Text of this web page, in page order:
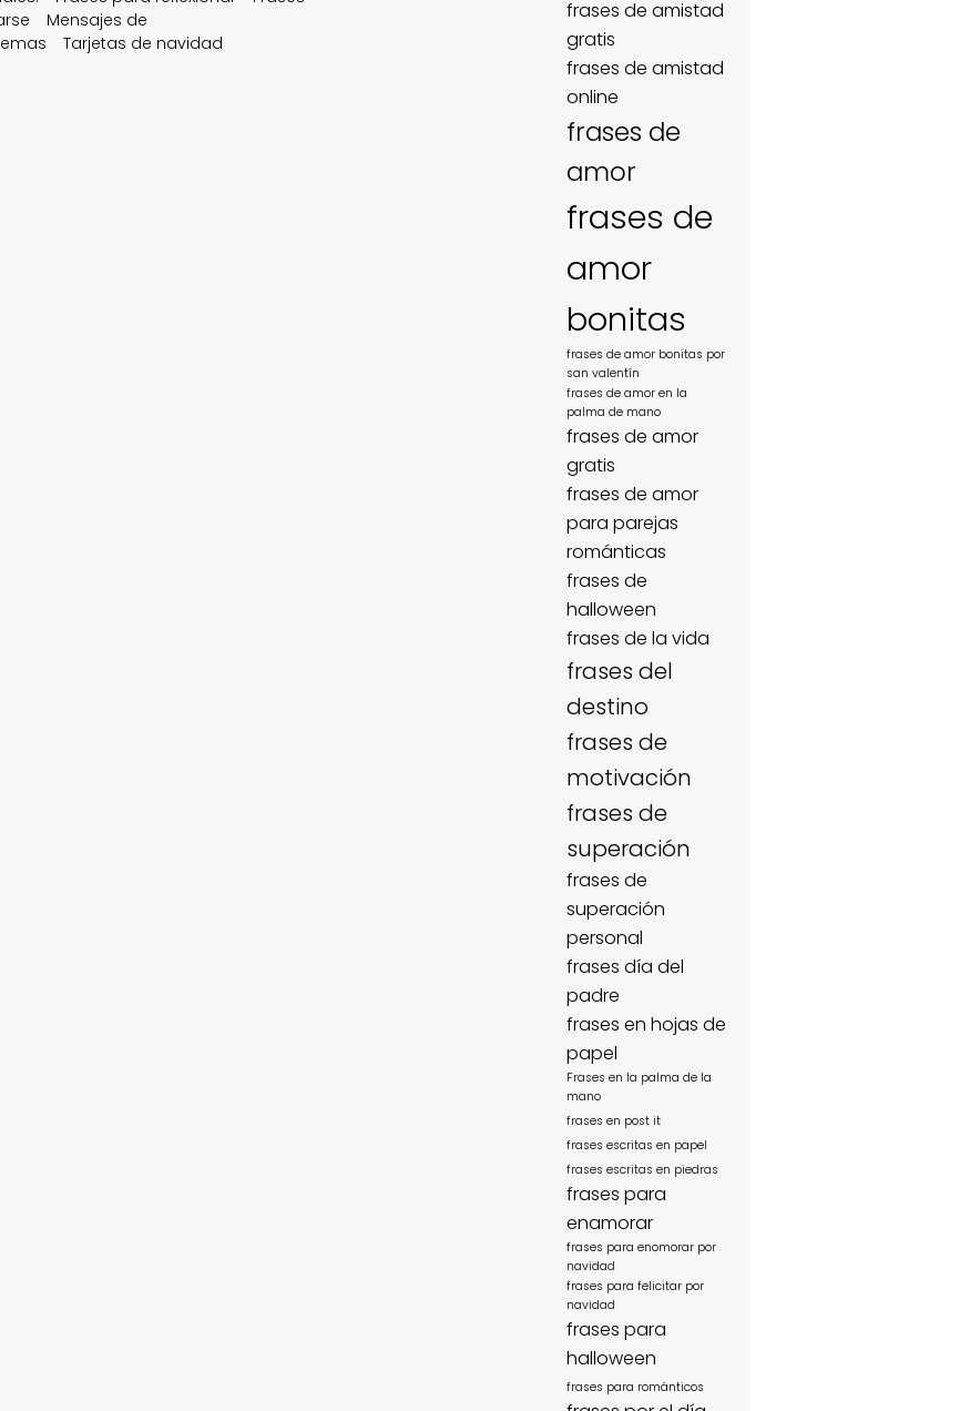
Mensajes de
Tarjetas de navidad
frases de amistad
gratis
frases de amistad
online
frases de
amor
frases de
amor
bonitas
frases de amor bonitas por
san valentín
frases de amor en la
palma de mano
frases de amor
gratis
frases de amor
para parejas
románticas
frases de
halloween
frases de la vida
frases del
destino
frases de
motivación
frases de
superación
frases de
superación
personal
frases día del
padre
frases en hojas de
papel
Frases en la palma de la
mano
frases en post it
frases escritas en papel
frases escritas en piedras
frases para
enamorar
frases para enomorar por
navidad
frases para felicitar por
navidad
frases para
halloween
frases para románticos